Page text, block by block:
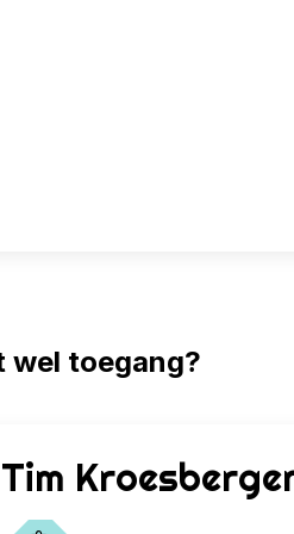
wel toegang?
W
e
Tim